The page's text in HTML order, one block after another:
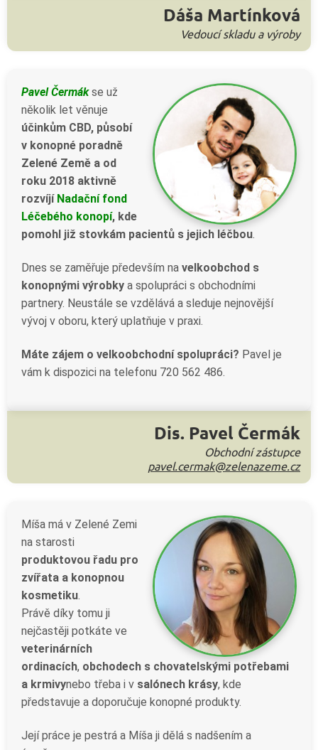
Dáša Martínková
Vedoucí skladu a výroby
Pavel Čermák se už
několik let věnuje
účinkům CBD, působí
v konopné poradně
Zelené Země a od
roku 2018 aktivně
rozvíjí Nadační fond
Léčebého konopí, kde
pomohl již stovkám pacientů s jejich léčbou
Dnes se zaměřuje především na velkoobchod s
konopnými výrobky a spolupráci s obchodními
partnery. Neustále se vzdělává a sleduje nejnovější
vývoj v oboru, který uplatňuje v praxi.
Máte zájem o velkoobchodní spolupráci? Pavel je
vám k dispozici na telefonu 720 562 486
Dis. Pavel Čermák
Obchodní zástupce
pavel.cermak@zelenazeme.cz
Míša má v Zelené Zemi
na starosti
produktovou řadu pro
zvířata a konopnou
kosmetiku
Právě díky tomu ji
nejčastěji potkáte ve
veterinárních
ordinacích, obchodech s chovatelskými potřebami
a krmivynebo třeba i v salónech krásy, kde
představuje a doporučuje konopné produkty.
Její práce je pestrá a Míša ji dělá s nadšením a